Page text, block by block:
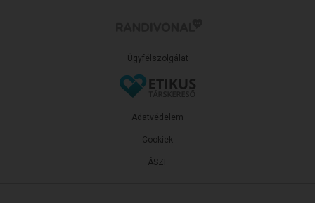
Ügyfélszolgálat
ÁSZF
Adatvédelem
Cookiek